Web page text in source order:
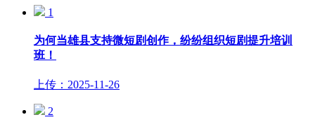
1
为何当雄县支持微短剧创作，纷纷组织短剧提升培训
班！
上传：2025-11-26
2